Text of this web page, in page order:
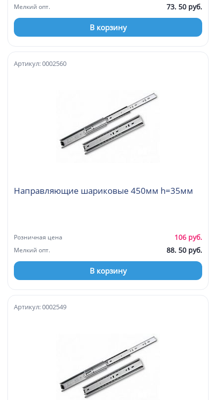
Мелкий опт. 73. 50 руб.
В корзину
Направляющие шариковые 450мм h=35мм
Артикул: 0002560
Розничная цена 106 руб.
Мелкий опт. 88. 50 руб.
В корзину
Артикул: 0002549